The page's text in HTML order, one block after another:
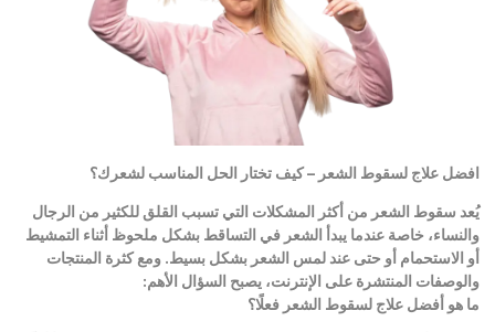
افضل علاج لسقوط الشعر – كيف تختار الحل المناسب لشعرك؟
يُعد سقوط الشعر من أكثر المشكلات التي تسبب القلق للكثير من الرجال
والنساء، خاصة عندما يبدأ الشعر في التساقط بشكل ملحوظ أثناء التمشيط
أو الاستحمام أو حتى عند لمس الشعر بشكل بسيط. ومع كثرة المنتجات
والوصفات المنتشرة على الإنترنت، يصبح السؤال الأهم:
ما هو أفضل علاج لسقوط الشعر فعلًا؟